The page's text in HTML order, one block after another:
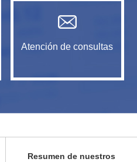
Atención de consultas
Resumen de nuestros